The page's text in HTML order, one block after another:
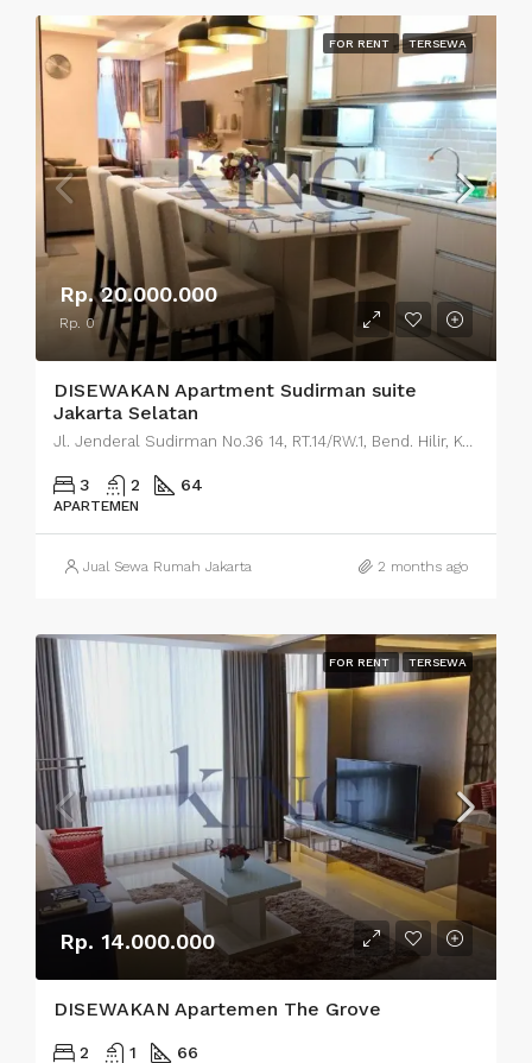
FOR RENT TERSEWA
Rp. 20.000.000
Rp. 0
DISEWAKAN Apartment Sudirman suite
Jakarta Selatan
Jl. Jenderal Sudirman No.36 14, RT.14/RW.1, Bend. Hilir, Kecamatan Tanah Abang, Kota Jakarta Pusat, Daerah Khusus Ibukota Jakarta 10210
3 2 64
APARTEMEN
Jual Sewa Rumah Jakarta 2 months ago
FOR RENT TERSEWA
Rp. 14.000.000
DISEWAKAN Apartemen The Grove
2 1 66